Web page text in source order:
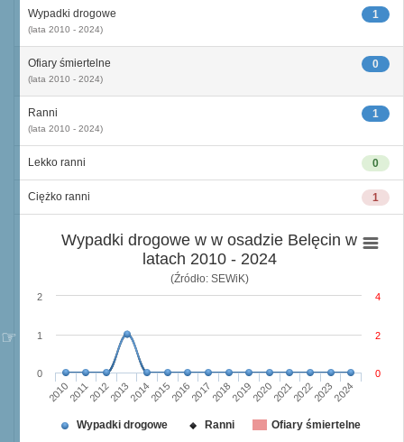
1
Wypadki drogowe
(lata 2010 - 2024)
0
Ofiary śmiertelne
(lata 2010 - 2024)
1
Ranni
(lata 2010 - 2024)
0
Lekko ranni
1
Ciężko ranni
Wypadki drogowe w w osadzie Belęcin w
latach 2010 - 2024
(Źródło: SEWiK)
201020112012201320142015201620172018201920202021202220232024
0
1
2
0
2
4
Wypadki drogowe Ranni Ofiary śmiertelne